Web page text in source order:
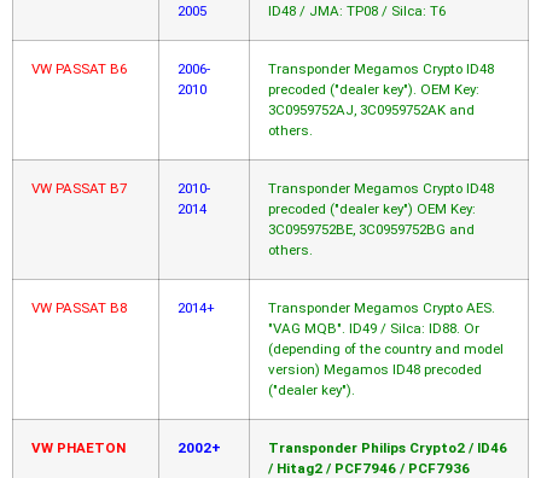
2005
ID48 / JMA: TP08 / Silca: T6
VW PASSAT B6
2006-
2010
Transponder Megamos Crypto ID48
precoded ("dealer key"). OEM Key:
3C0959752AJ, 3C0959752AK and
others.
VW PASSAT B7
2010-
2014
Transponder Megamos Crypto ID48
precoded ("dealer key") OEM Key:
3C0959752BE, 3C0959752BG and
others.
VW PASSAT B8 2014+
Transponder Megamos Crypto AES.
"VAG MQB". ID49 / Silca: ID88. Or
(depending of the country and model
version) Megamos ID48 precoded
("dealer key").
VW PHAETON 2002+
Transponder Philips Crypto2 / ID46
/ Hitag2 / PCF7946 / PCF7936